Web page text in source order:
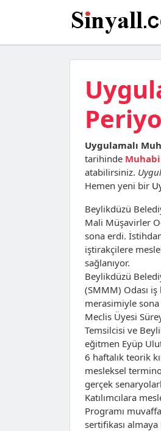
Uygulamalı
tarihinde
atabilirsiniz.
Hemen yeni bir
Beylikdüzü
Mali Müşavirler
sona erdi.
iştirakçilere
sağlanıyor.
Beylikdüzü
(SMMM) Odası
merasimiyle
Meclis Üyesi
Temsilcisi ve
eğitmen Eyüp
6 haftalık teorik
mesleksel
gerçek
Katılımcılara
Programı
sertifikası almaya